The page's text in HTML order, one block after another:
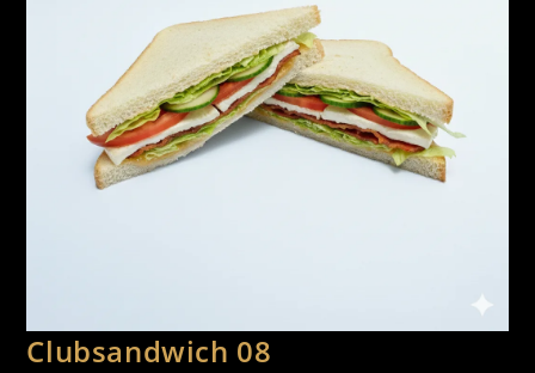
Clubsandwich 08